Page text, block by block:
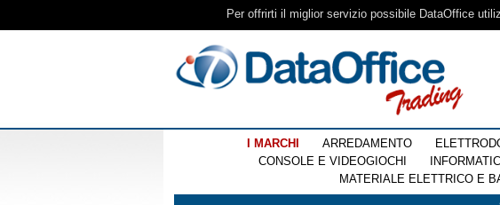
Per offrirti il miglior servizio possibile DataOffice
I MARCHI ARREDAMENTO
CONSOLE E VIDEOGIOCHI
MATERIALE ELETTRICO E